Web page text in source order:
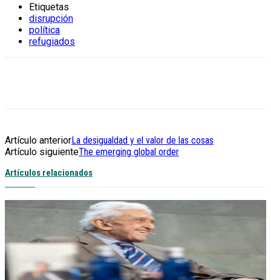
Etiquetas
disrupción
política
refugiados
Artículo anteriorLa desigualdad y el valor de las cosas
Artículo siguienteThe emerging global order
Artículos relacionados